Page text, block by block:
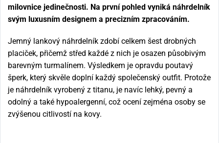
milovnice jedinečnosti. Na první pohled vyniká náhrdelník
svým luxusním designem a precizním zpracováním.
Jemný lankový náhrdelník zdobí celkem šest drobných
placiček, přičemž střed každé z nich je osazen působivým
barevným turmalínem. Výsledkem je opravdu poutavý
šperk, který skvěle doplní každý společenský outfit. Protože
je náhrdelník vyrobený z titanu, je navíc lehký, pevný a
odolný a také hypoalergenní, což ocení zejména osoby se
zvýšenou citlivostí na kovy.